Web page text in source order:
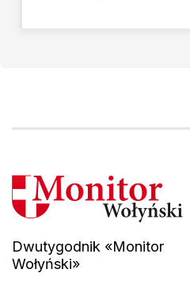
Dwutygodnik «Monitor
Wołyński»